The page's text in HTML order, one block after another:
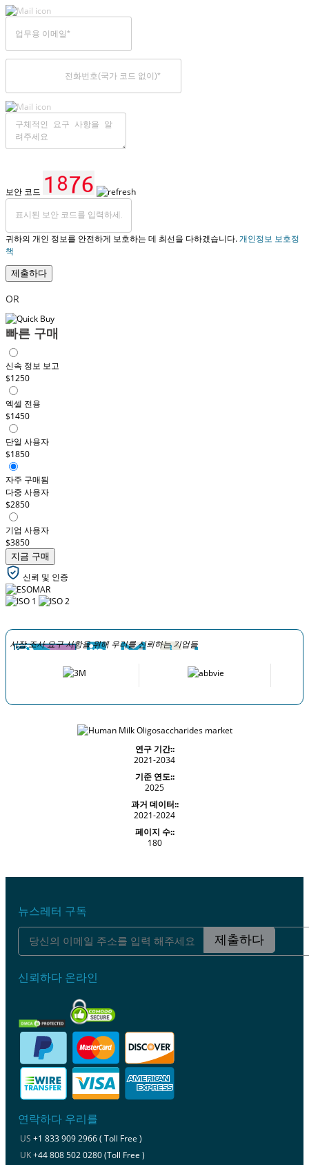
보안 코드
귀하의 개인 정보를 안전하게 보호하는 데 최선을 다하겠습니다.개인정보 보호정
책
제출하다
OR
빠른 구매
신속 정보 보고
$1250
엑셀 전용
$1450
단일 사용자
$1850
자주 구매됨
다중 사용자
$2850
기업 사용자
$3850
지금 구매
신뢰 및 인증
시장 조사 요구 사항을 위해 우리를 신뢰하는 기업들
연구 기간::
2021-2034
기준 연도::
2025
과거 데이터::
2021-2024
페이지 수::
180
뉴스레터 구독
제출하다
신뢰하다 온라인
연락하다 우리를
US +1 833 909 2966 ( Toll Free )
UK+44 808 502 0280 (Toll Free )